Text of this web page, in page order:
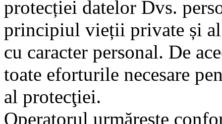
protecției datelor Dvs.
principiul vieții private și
cu caracter personal. De
toate eforturile necesare
al protecţiei.
Operatorul urmărește